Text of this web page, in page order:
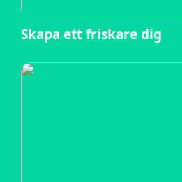
Skapa ett friskare dig